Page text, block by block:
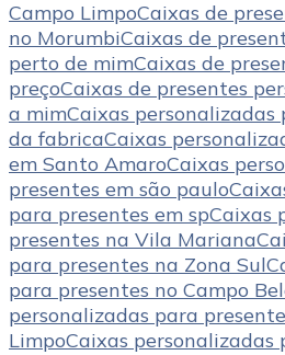
Campo LimpoCaixas de
no MorumbiCaixas de
perto de mimCaixas de
preçoCaixas de presentes
a mimCaixas
da fabricaCaixas
em Santo AmaroCaixas
presentes em são paulo
para presentes em spCaixas
presentes na Vila Mariana
para presentes na Zona Sul
para presentes no Campo
personalizadas para
LimpoCaixas personalizadas